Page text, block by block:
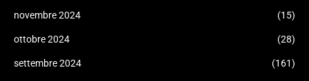
novembre 2024 (15)
ottobre 2024 (28)
settembre 2024 (161)